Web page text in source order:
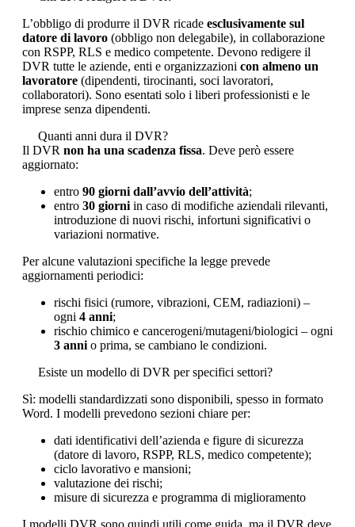
L’obbligo di produrre il DVR ricade esclusivamente sul
datore di lavoro (obbligo non delegabile), in collaborazione
con RSPP, RLS e medico competente. Devono redigere il
DVR tutte le aziende, enti e organizzazioni con almeno un
lavoratore (dipendenti, tirocinanti, soci lavoratori,
collaboratori). Sono esentati solo i liberi professionisti e le
imprese senza dipendenti.
Quanti anni dura il DVR?
Il DVR non ha una scadenza fissa. Deve però essere
aggiornato:
entro 90 giorni dall’avvio dell’attività;
entro 30 giorni in caso di modifiche aziendali rilevanti,
introduzione di nuovi rischi, infortuni significativi o
variazioni normative.
Per alcune valutazioni specifiche la legge prevede
aggiornamenti periodici:
rischi fisici (rumore, vibrazioni, CEM, radiazioni) –
ogni 4 anni;
rischio chimico e cancerogeni/mutageni/biologici – ogni
3 anni o prima, se cambiano le condizioni.
Esiste un modello di DVR per specifici settori?
Sì: modelli standardizzati sono disponibili, spesso in formato
Word. I modelli prevedono sezioni chiare per:
dati identificativi dell’azienda e figure di sicurezza
(datore di lavoro, RSPP, RLS, medico competente);
ciclo lavorativo e mansioni;
valutazione dei rischi;
misure di sicurezza e programma di miglioramento
I modelli DVR sono quindi utili come guida, ma il DVR deve